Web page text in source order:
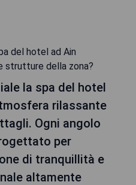
del hotel ad Ain
strutture della zona?
la spa del hotel
rilassante
Ogni angolo
per
di tranquillità e
altamente